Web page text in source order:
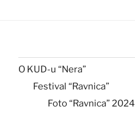
O KUD-u “Nera”
Festival “Ravnica”
Foto “Ravnica” 2024